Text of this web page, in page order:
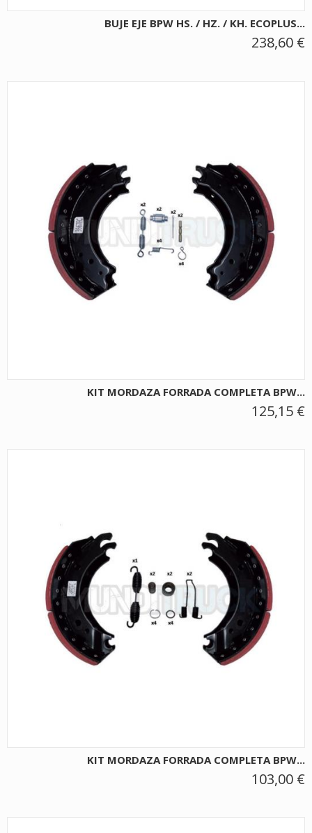
BUJE EJE BPW HS. / HZ. / KH. ECOPLUS...
238,60 €
KIT MORDAZA FORRADA COMPLETA BPW...
125,15 €
KIT MORDAZA FORRADA COMPLETA BPW...
103,00 €